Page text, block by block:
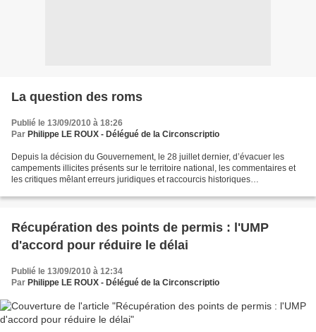
La question des roms
Publié le 13/09/2010 à 18:26
Par Philippe LE ROUX - Délégué de la Circonscriptio
Depuis la décision du Gouvernement, le 28 juillet dernier, d’évacuer les
campements illicites présents sur le territoire national, les commentaires et
les critiques mêlant erreurs juridiques et raccourcis historiques
Récupération des points de permis : l'UMP
d'accord pour réduire le délai
Publié le 13/09/2010 à 12:34
Par Philippe LE ROUX - Délégué de la Circonscriptio